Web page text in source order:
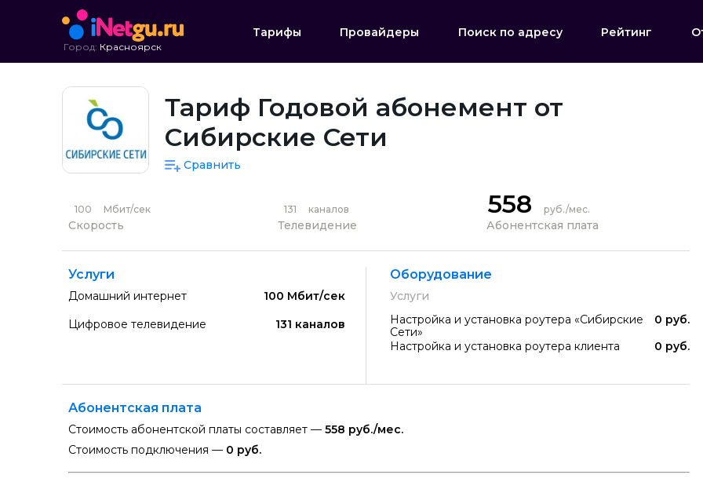
Город: Красноярск
Тарифы Провайдеры Поиск по адресу Рейтинг
Тариф Годовой абонемент от
Сибирские Сети
Сравнить
100 Мбит/сек
Скорость
131 каналов
Телевидение
558 руб./мес.
Абонентская плата
Услуги
Домашний интернет
100 Мбит/сек
Цифровое телевидение
131 каналов
Оборудование
Услуги
Настройка и установка роутера «Сибирские
Сети»
0 руб.
Настройка и установка роутера клиента
0 руб.
Абонентская плата
Стоимость абонентской платы составляет — 558 руб./мес.
Стоимость подключения — 0 руб.